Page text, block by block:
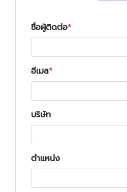
ชื่อผู้ติดต่อ
อีเมล
บริษัท
ตำแหน่ง